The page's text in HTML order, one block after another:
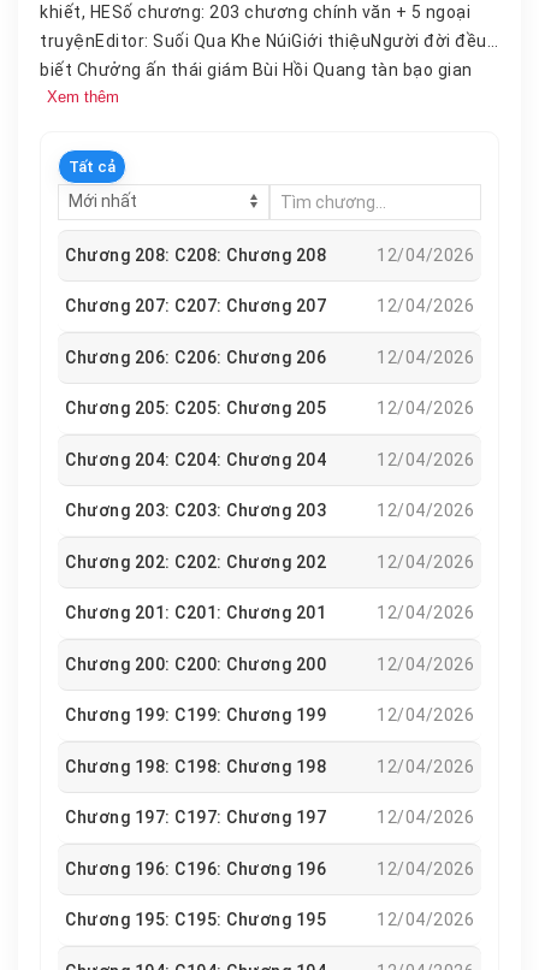
khiết, HESố chương: 203 chương chính văn + 5 ngoại
truyệnEditor: Suối Qua Khe NúiGiới thiệuNgười đời đều
biết Chưởng ấn thái giám Bùi Hồi Quang tàn bạo gian
trá, một tay che trời.Hoàng đế băng hà, ai ai cũng nói
tế trời, trước mặt trăm ngàn người, y quỳ rạp xuống
bên chân nàng, nâng tà cungtrangcủa nàng lên.Y là
ma quỷ có máu thịt, sinh ra để hủy diệt, lại chỉ cầu trở
ban ngày làm Thái hậu, đêm đến thành đối thực* của
thái giám, không nhịn được mà đá y: Đừng ôm ý đồ với
ai gia nữa có được hay không?Ánh mắt Bùi Hồi Quang
nhìn nàng chứa đựng niềm quyến luyến gần như điên
cuồng, khàn giọng đáp: Không thể.Với Bùi Hồi Quang mà
nói, Thẩm Hồi tựa trăng treo trời rộng, mà y là bùn nhơ
thảy cố chấp, to gan lớn mật mà có được nàng.Biến
chốn tường son cung cấm này thành bể hoan lạc của y
giám và cung nữ trở thành vợ chồng trên danh
nghĩa.Hướng dẫn sử dụng:1v1, HE, thái giám thật.Nam
chính không phải người tốt, đừng ôm hy vọng với đạo
Thái giám điên cuồng hủy thiên diệt địa và Tiểu Thái
hậu xinh đẹp lớn gan.Lập ý: Thiện ý không phai.
Xem thêm
Tất cả
Chương 208: C208: Chương 208 12/04/2026
Chương 207: C207: Chương 207 12/04/2026
Chương 206: C206: Chương 206 12/04/2026
Chương 205: C205: Chương 205 12/04/2026
Chương 204: C204: Chương 204 12/04/2026
Chương 203: C203: Chương 203 12/04/2026
Chương 202: C202: Chương 202 12/04/2026
Chương 201: C201: Chương 201 12/04/2026
Chương 200: C200: Chương 200 12/04/2026
Chương 199: C199: Chương 199 12/04/2026
Chương 198: C198: Chương 198 12/04/2026
Chương 197: C197: Chương 197 12/04/2026
Chương 196: C196: Chương 196 12/04/2026
Chương 195: C195: Chương 195 12/04/2026